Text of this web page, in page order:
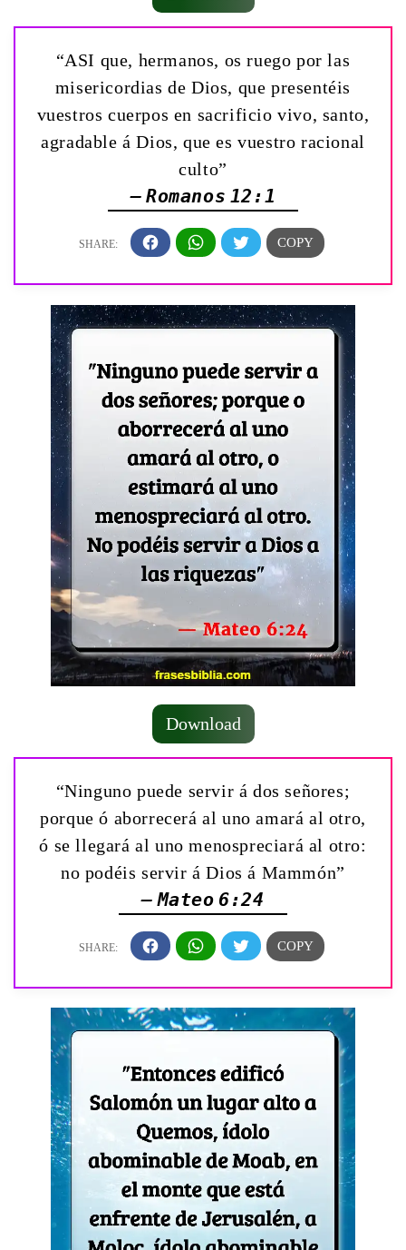
“ASI que, hermanos, os ruego por las
misericordias de Dios, que presentéis
vuestros cuerpos en sacrificio vivo, santo,
agradable á Dios, que es vuestro racional
culto”
— Romanos 12:1
Download
“Ninguno puede servir á dos señores;
porque ó aborrecerá al uno amará al otro,
ó se llegará al uno menospreciará al otro:
no podéis servir á Dios á Mammón”
— Mateo 6:24